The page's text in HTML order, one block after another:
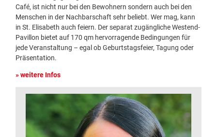
Café, ist nicht nur bei den Bewohnern sondern auch bei den
Menschen in der Nachbarschaft sehr beliebt. Wer mag, kann
in St. Elisabeth auch feiern. Der separat zugängliche Westend-
Pavillon bietet auf 170 qm hervorragende Bedingungen für
jede Veranstaltung – egal ob Geburtstagsfeier, Tagung oder
Präsentation.
» weitere Infos